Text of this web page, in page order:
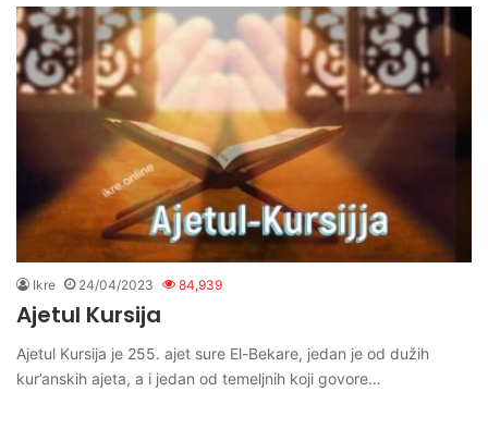
Ikre 24/04/2023 84,939
Ajetul Kursija
Ajetul Kursija je 255. ajet sure El-Bekare, jedan je od dužih
kur’anskih ajeta, a i jedan od temeljnih koji govore…